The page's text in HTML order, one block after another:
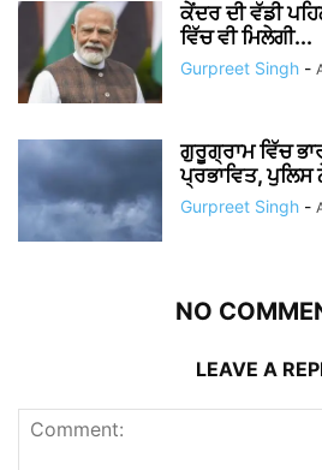
ਕੇਂਦਰ ਦੀ ਵੱਡੀ
ਵਿੱਚ ਵੀ ਮਿਲੇਗੀ...
Gurpreet Singh -
ਗੁਰੂਗ੍ਰਾਮ ਵਿੱਚ
ਪ੍ਰਭਾਵਿਤ, ਪੁਲਿਸ
Gurpreet Singh -
NO
LEAVE A